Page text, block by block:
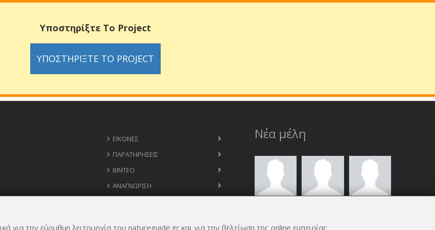
Υποστηρίξτε Το Project
ΥΠΟΣΤΗΡΊΞΤΕ ΤΟ PROJECT
ΕΙΚΌΝΕΣ
ΠΑΡΑΤΗΡΉΣΕΙΣ
ΒΊΝΤΕΟ
ΑΝΑΓΝΏΡΙΣΗ
Νέα μέλη
για την εύρυθμη λειτουργία του natureguide.gr και για την βελτίωση της online εμπειρίας